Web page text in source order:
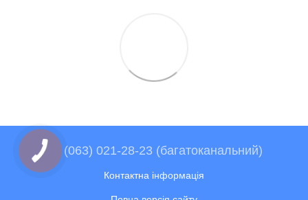
+38 (063) 021-28-23 (багатоканальний)
Контактна інформація